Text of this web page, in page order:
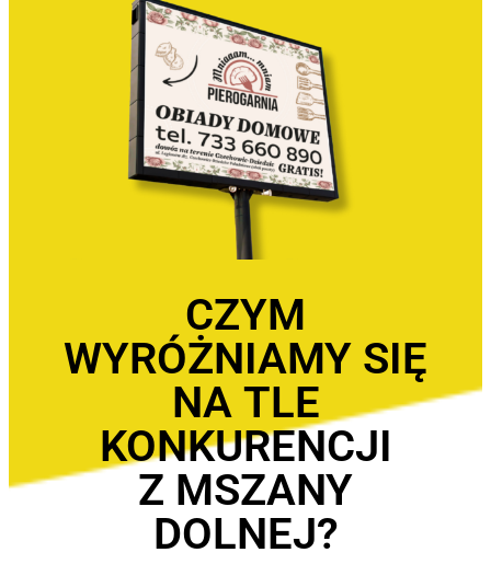
CZYM
WYRÓŻNIAMY SIĘ
NA TLE
KONKURENCJI
Z MSZANY
DOLNEJ?